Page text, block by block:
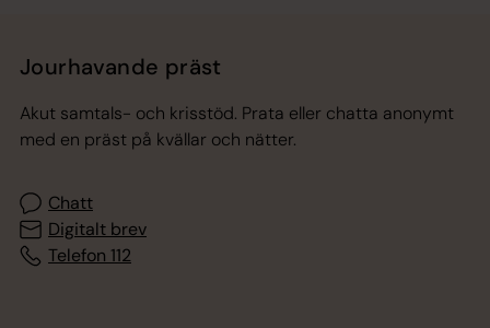
Jourhavande präst
Akut samtals- och krisstöd. Prata eller chatta anonymt
med en präst på kvällar och nätter.
Chatt
Digitalt brev
Telefon 112